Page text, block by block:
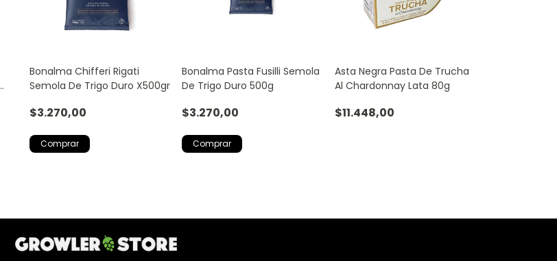
Bonalma Chifferi Rigati
Semola De Trigo Duro X500gr
$3.270,00
Bonalma Pasta Fusilli Semola
De Trigo Duro 500g
$3.270,00
Asta Negra Pasta De Trucha
Al Chardonnay Lata 80g
$11.448,00